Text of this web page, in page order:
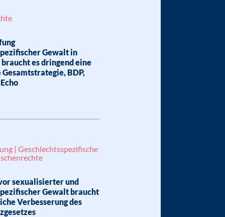
Gewalt in
es dringend eine
BDP,
| Geschlechtsspezifische
sexualisierter und
Gewalt braucht
Verbesserung des